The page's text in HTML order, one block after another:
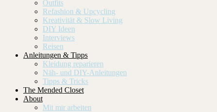
Outfits
Refashion & Upcycling
Kreativität & Slow Living
DIY Ideen
Interviews
Reisen
Anleitungen & Tipps
Kleidung reparieren
Näh- und DIY-Anleitungen
Tipps & Tricks
The Mended Closet
About
Mit mir arbeiten